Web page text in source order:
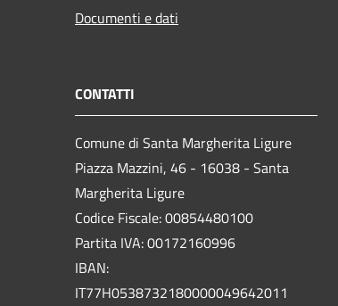
Documenti e dati
CONTATTI
Comune di Santa Margherita Ligure
Piazza Mazzini, 46 - 16038 - Santa
Margherita Ligure
Codice Fiscale: 00854480100
Partita IVA: 00172160996
IBAN:
IT77H0538732180000049642011